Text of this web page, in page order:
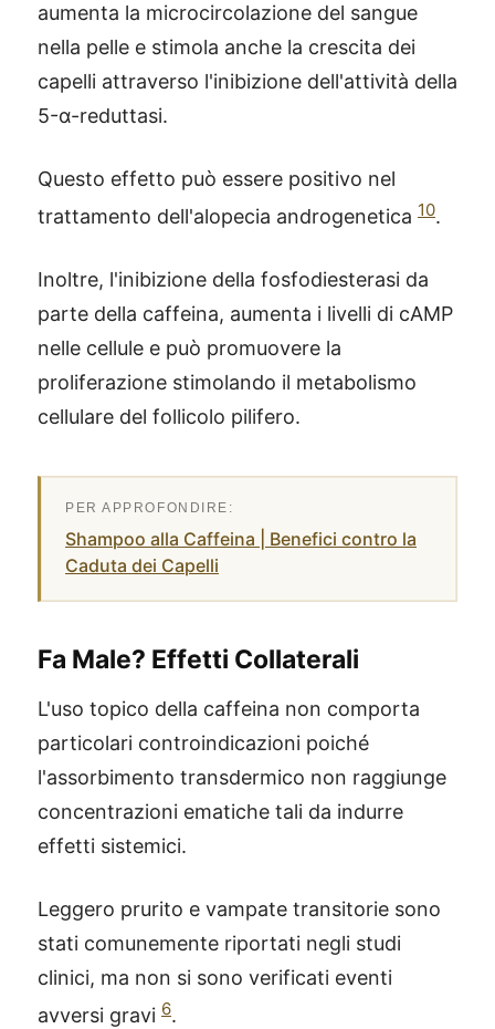
aumenta la microcircolazione del sangue
nella pelle e stimola anche la crescita dei
capelli attraverso l'inibizione dell'attività della
5-α-reduttasi.
Questo effetto può essere positivo nel
trattamento dell'alopecia androgenetica 10.
Inoltre, l'inibizione della fosfodiesterasi da
parte della caffeina, aumenta i livelli di cAMP
nelle cellule e può promuovere la
proliferazione stimolando il metabolismo
cellulare del follicolo pilifero.
Shampoo alla Caffeina | Benefici contro la
Caduta dei Capelli
Fa Male? Effetti Collaterali
L'uso topico della caffeina non comporta
particolari controindicazioni poiché
l'assorbimento transdermico non raggiunge
concentrazioni ematiche tali da indurre
effetti sistemici.
Leggero prurito e vampate transitorie sono
stati comunemente riportati negli studi
clinici, ma non si sono verificati eventi
avversi gravi 6.